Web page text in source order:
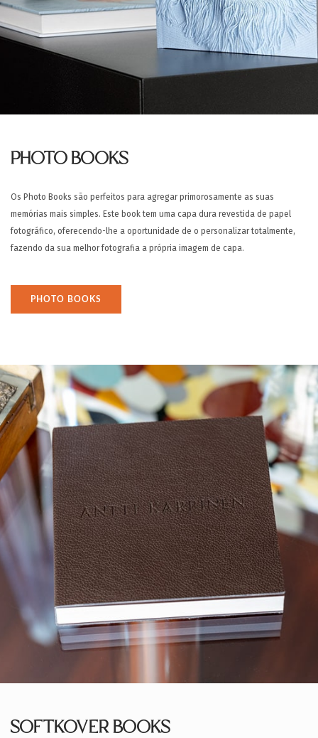
PHOTO BOOKS
Os Photo Books são perfeitos para agregar primorosamente as suas
memórias mais simples. Este book tem uma capa dura revestida de papel
fotográfico, oferecendo-lhe a oportunidade de o personalizar totalmente,
fazendo da sua melhor fotografia a própria imagem de capa.
PHOTO BOOKS
SOFTKOVER BOOKS